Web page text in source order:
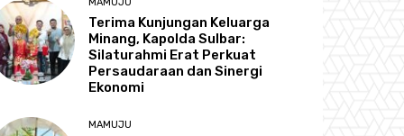
Terima Kunjungan Keluarga
Minang, Kapolda Sulbar:
Silaturahmi Erat Perkuat
Persaudaraan dan Sinergi
Ekonomi
MAMUJU